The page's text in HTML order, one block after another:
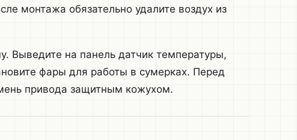
монтажа обязательно удалите воздух из
Выведите на панель датчик температуры,
фары для работы в сумерках. Перед
привода защитным кожухом.